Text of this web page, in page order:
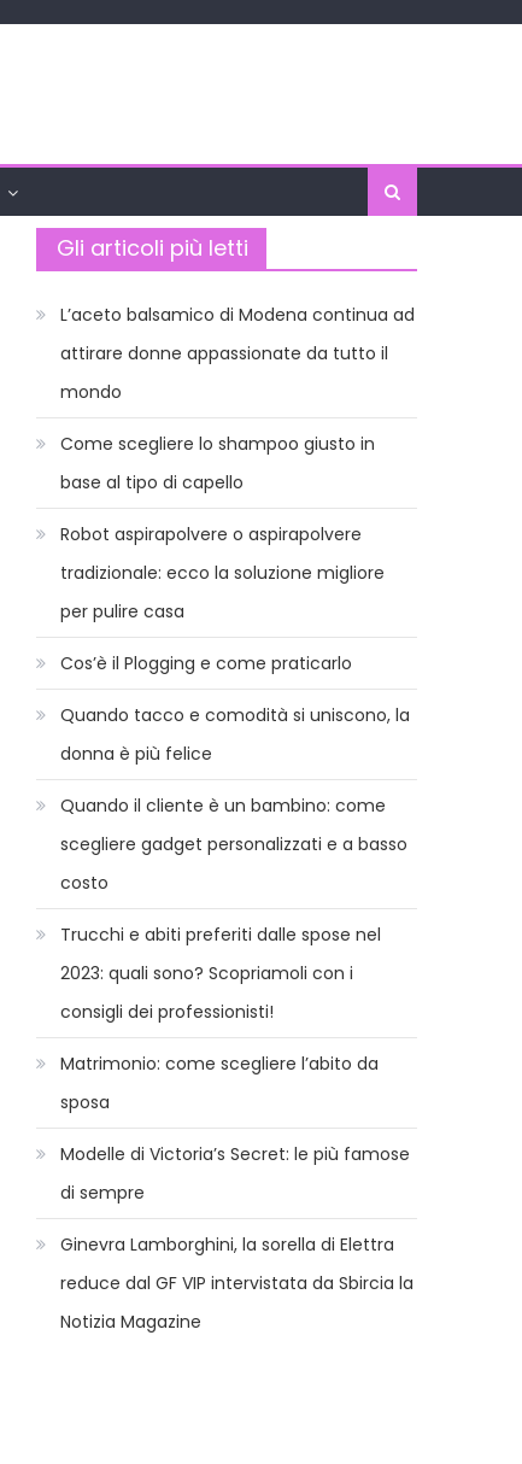
Gli articoli più letti
L’aceto balsamico di Modena continua ad
attirare donne appassionate da tutto il
mondo
Come scegliere lo shampoo giusto in
base al tipo di capello
Robot aspirapolvere o aspirapolvere
tradizionale: ecco la soluzione migliore
per pulire casa
Cos’è il Plogging e come praticarlo
Quando tacco e comodità si uniscono, la
donna è più felice
Quando il cliente è un bambino: come
scegliere gadget personalizzati e a basso
costo
Trucchi e abiti preferiti dalle spose nel
2023: quali sono? Scopriamoli con i
consigli dei professionisti!
Matrimonio: come scegliere l’abito da
sposa
Modelle di Victoria’s Secret: le più famose
di sempre
Ginevra Lamborghini, la sorella di Elettra
reduce dal GF VIP intervistata da Sbircia la
Notizia Magazine